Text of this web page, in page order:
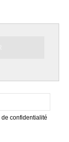
confidentialité